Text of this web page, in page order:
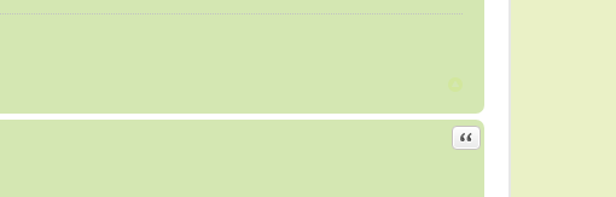
Citar